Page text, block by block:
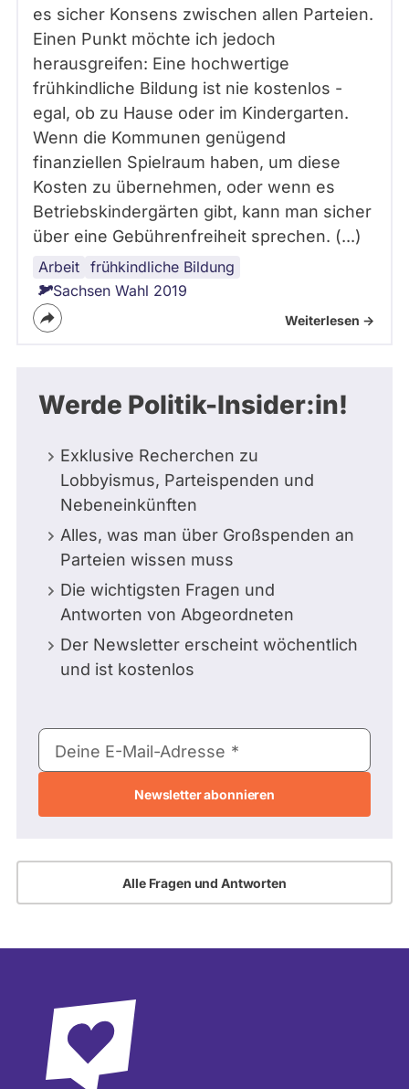
es sicher Konsens zwischen allen Parteien.
Einen Punkt möchte ich jedoch
herausgreifen: Eine hochwertige
frühkindliche Bildung ist nie kostenlos -
egal, ob zu Hause oder im Kindergarten.
Wenn die Kommunen genügend
finanziellen Spielraum haben, um diese
Kosten zu übernehmen, oder wenn es
Betriebskindergärten gibt, kann man sicher
über eine Gebührenfreiheit sprechen. (...)
Arbeit frühkindliche Bildung
Kinderbetreuung
Kita
Wohnungsbau
Sachsen Wahl 2019
Weiterlesen ->
Werde Politik-Insider:in!
Exklusive Recherchen zu
Lobbyismus, Parteispenden und
Nebeneinkünften
Alles, was man über Großspenden an
Parteien wissen muss
Die wichtigsten Fragen und
Antworten von Abgeordneten
Der Newsletter erscheint wöchentlich
und ist kostenlos
E-
Mail-
Deine E-Mail-Adresse
Alle Fragen und Antworten